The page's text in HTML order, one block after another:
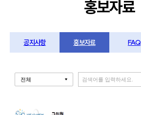
홍보자료
공지사항 홍보자료 FAQ